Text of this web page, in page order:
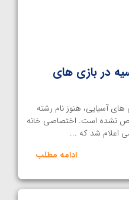
در بازی های
آسیایی، هنوز نام رشته
نشده است. اختصاصی خانه
شد که ...
ادامه مطلب